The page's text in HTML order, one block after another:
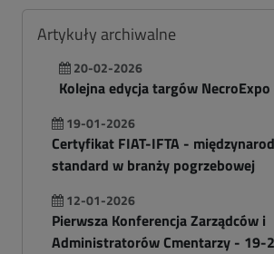
Artykuły archiwalne
20-02-2026
Kolejna edycja targów
19-01-2026
Certyfikat FIAT-IFTA -
standard w branży pogrzebowej
12-01-2026
Pierwsza Konferencja Zarządców i
Administratorów Cmentarzy - 19-